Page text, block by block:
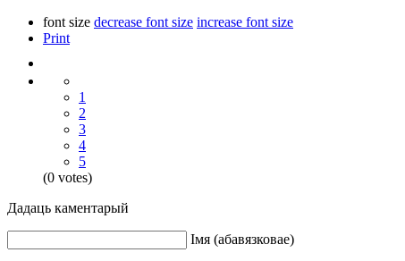
font size decrease font size increase font size
Print
1
2
3
4
5
(0 votes)
Дадаць каментарый
Iмя (абавязковае)